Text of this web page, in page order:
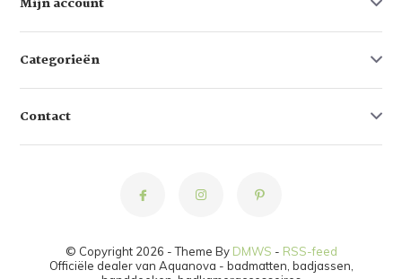
Categorieën
Contact
© Copyright 2026 - Theme By DMWS - RSS-feed
Officiële dealer van Aquanova - badmatten, badjassen,